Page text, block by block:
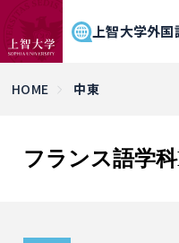
上智大学外国
HOME 中東
フランス語学